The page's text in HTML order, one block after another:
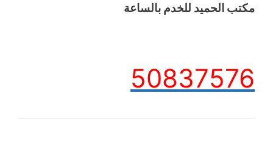
مكتب الحميد للخدم بالساعة
50837576